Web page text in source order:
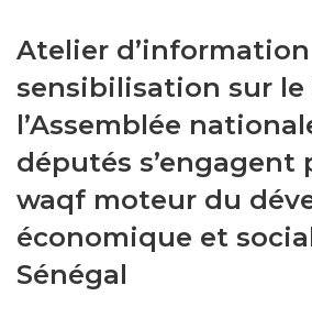
Atelier
sensibilisation sur le
l’Assemblée
députés s’engagent
waqf moteur du
économique et
Sénégal